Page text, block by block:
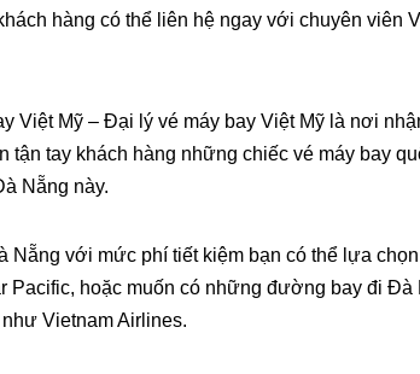
hàng có thể liên hệ ngay với chuyên viên
Việt Mỹ – Đại lý vé máy bay Việt Mỹ là nơi
tận tay khách hàng những chiếc vé máy bay
Nẵng này.
Nẵng với mức phí tiết kiệm bạn có thể lựa
Pacific, hoặc muốn có những đường bay đi
Vietnam Airlines.